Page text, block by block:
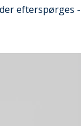
efterspørges -